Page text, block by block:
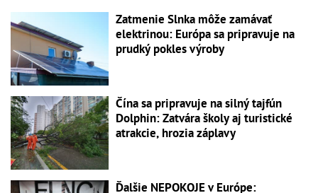
Zatmenie Slnka môže zamávať
elektrinou: Európa sa pripravuje na
prudký pokles výroby
Čína sa pripravuje na silný tajfún
Dolphin: Zatvára školy aj turistické
atrakcie, hrozia záplavy
Ďalšie NEPOKOJE v Európe: